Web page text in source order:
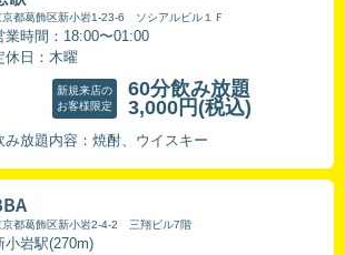
京都葛飾区新小岩1-23-6 ソシアルビル１Ｆ
業時間：18:00〜01:00
休日：木曜
新規来店の
お客様限定
60分飲み放題
3,000円 (税込)
み放題内容：焼酎、ウイスキー
京都葛飾区新小岩2-4-2 三翔ビル7階
小岩駅(270m)